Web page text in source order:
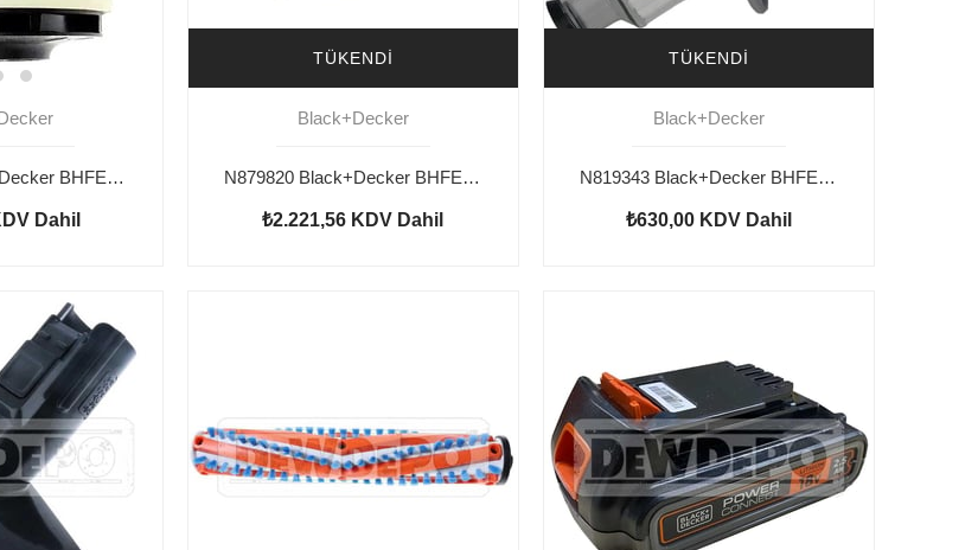
N925319 Black+Decker BHFEV182CP DC Motor
Dahil
TÜKENDI
Black+Decker
N879820 Black+Decker BHFEV182CP Akü
₺2.221,56 KDV Dahil
TÜKENDI
Black+Decker
N819343 Black+Decker BHFEV182CP Ön Filtre
₺630,00 KDV Dahil